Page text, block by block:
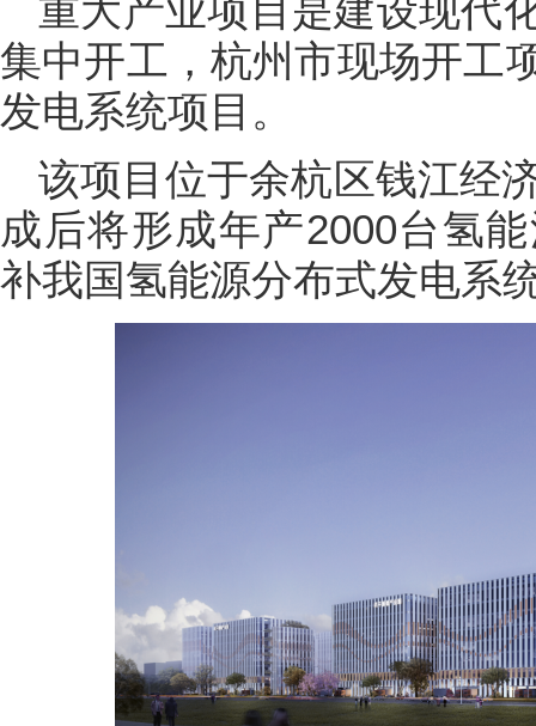
重大产业项目是建设现代
集中开工，杭州市现场开工
发电系统项目。
该项目位于余杭区钱江经
成后将形成年产2000台氢
补我国氢能源分布式发电系